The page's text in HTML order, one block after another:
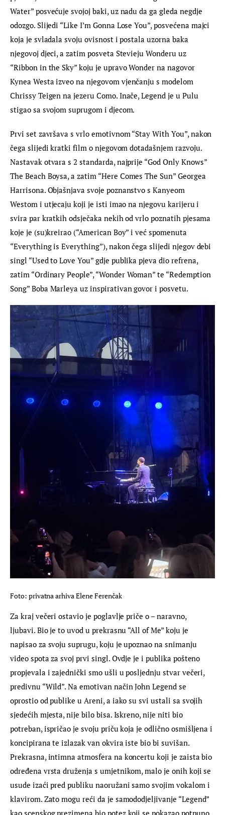
Water” posvećuje svojoj baki, uz nadu da ga gleda negdje
odozgo. Slijedi “Like I’m Gonna Lose You”, posvećena majci
koja je svladala svoju ovisnost i postala uzorna baka
njegovoj djeci, a zatim posveta Stevieju Wonderu uz
“Ribbon in the Sky” koju je upravo Wonder na nagovor
Kynea Westa izveo na njegovom vjenčanju s modelom
Chrissy Teigen na jezeru Como. Inače, Legend je u Pulu
stigao sa svojom suprugom i djecom.
Prvi set završava s vrlo emotivnom “Stay With You”, nakon
čega slijedi kratki film o njegovom dotadašnjem razvoju.
Nastavak otvara s 2 standarda, najprije “God Only Knows”
The Beach Boysa, a zatim “Here Comes The Sun” Georgea
Harrisona. Objašnjava svoje poznanstvo s Kanyeom
Westom i utjecaju koji je isti imao na njegovu karijeru i
svira par kratkih odsječaka nekih od vrlo poznatih pjesama
koje je (su)kreirao (“American Boy” i već spomenuta
“Everything is Everything”), nakon čega slijedi njegov debi
singl “Used to Love You” gdje publika pjeva dio refrena,
zatim “Ordinary People”, “Wonder Woman” te “Redemption
Song” Boba Marleya uz inspirativan govor i posvetu.
Foto: privatna arhiva Elene Ferenčak
Za kraj večeri ostavio je poglavlje priče o – naravno,
ljubavi. Bio je to uvod u prekrasnu “All of Me” koju je
napisao za svoju suprugu, koju je upoznao na snimanju
video spota za svoj prvi singl. Ovdje je i publika pošteno
propjevala i zajednički smo ušli u posljednju stvar večeri,
predivnu “Wild”. Na emotivan način John Legend se
oprostio od publike u Areni, a iako su svi ustali sa svojih
sjedećih mjesta, nije bilo bisa. Iskreno, nije niti bio
potreban, ispričao je svoju priču koja je odlično osmišljena i
koncipirana te izlazak van okvira iste bio bi suvišan.
Prekrasna, intimna atmosfera na koncertu koji je zaista bio
određena vrsta druženja s umjetnikom, malo je onih koji se
usude izaći pred publiku naoružani samo svojim vokalom i
klavirom. Zato mogu reći da je samododjeljivanje “Legend”